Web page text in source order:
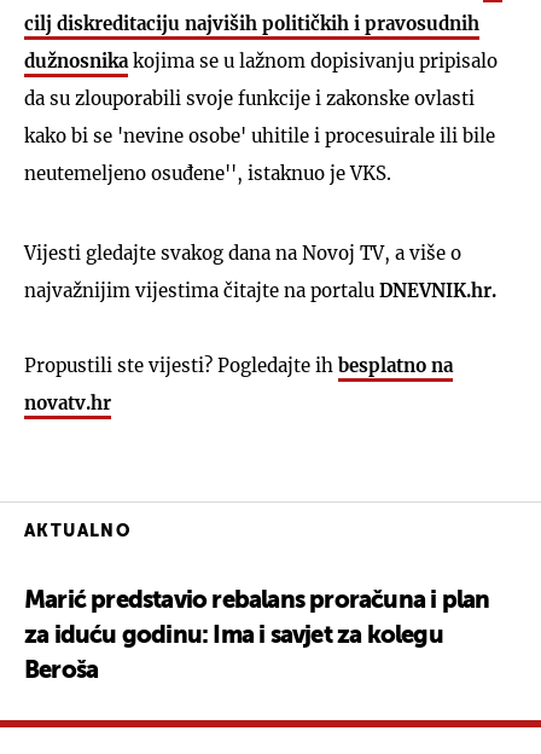
cilj diskreditaciju najviših političkih i pravosudnih
dužnosnika kojima se u lažnom dopisivanju pripisalo
da su zlouporabili svoje funkcije i zakonske ovlasti
kako bi se 'nevine osobe' uhitile i procesuirale ili bile
neutemeljeno osuđene'', istaknuo je VKS.
Vijesti gledajte svakog dana na Novoj TV, a više o
najvažnijim vijestima čitajte na portalu DNEVNIK.hr.
Propustili ste vijesti? Pogledajte ih besplatno na
novatv.hr
AKTUALNO
Marić predstavio rebalans proračuna i plan
za iduću godinu: Ima i savjet za kolegu
Beroša